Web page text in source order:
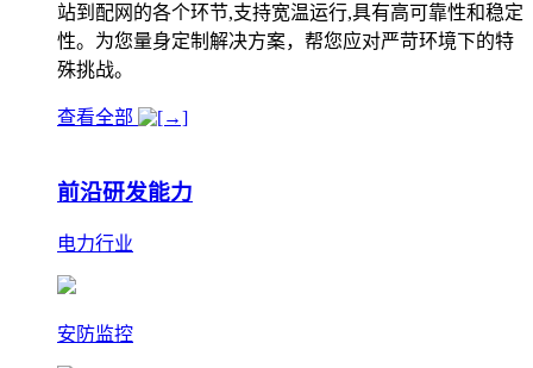
站到配网的各个环节,支持宽温运行,具有高可靠性和稳定
性。为您量身定制解决方案，帮您应对严苛环境下的特
殊挑战。
查看全部
前沿研发能力
电力行业
安防监控